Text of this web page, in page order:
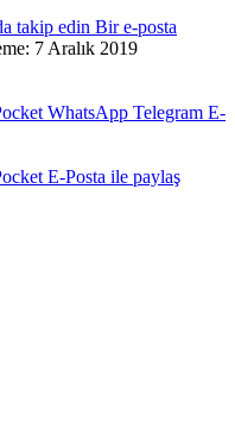
takip edin Bir e-posta
7 Aralık 2019
WhatsApp Telegram E-
E-Posta ile paylaş